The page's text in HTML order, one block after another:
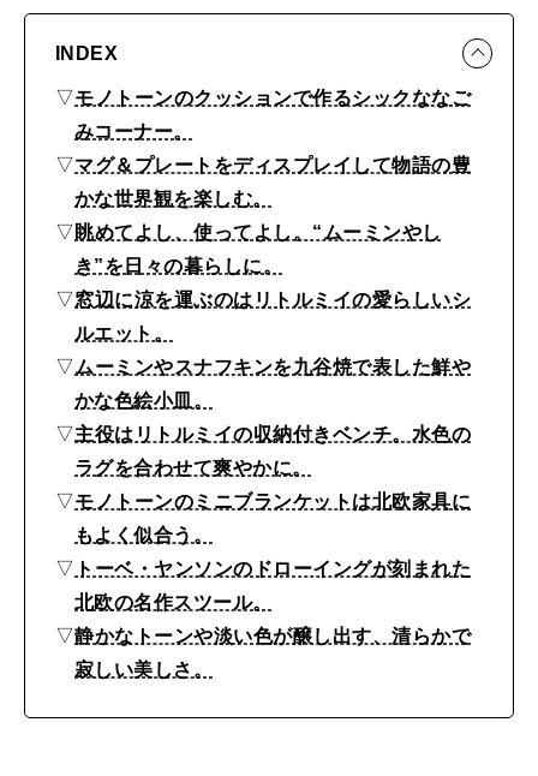
2026年5月号「“大好き”に出会いに。韓国」
2026年4月号「未来をつくる、学びの教科書。」
2026年3月号「スイーツ予想図 2026」
2026年2月号「良運を掴む 新・開運術。」
2025年12月号「お酒の新常識。」
ム
ー
ミ
イ
テ
ア
ア
テ
INDEX
▽モノトーンのクッションで作るシックななご
みコーナー。
▽マグ＆プレートをディスプレイして物語の豊
かな世界観を楽しむ。
▽眺めてよし、使ってよし。“ムーミンやし
き”を日々の暮らしに。
▽窓辺に涼を運ぶのはリトルミイの愛らしいシ
ルエット。
▽ムーミンやスナフキンを九谷焼で表した鮮や
かな色絵小皿。
▽主役はリトルミイの収納付きベンチ。水色の
ラグを合わせて爽やかに。
▽モノトーンのミニブランケットは北欧家具に
もよく似合う。
▽ トーベ・ヤンソンのドローイングが刻まれた
北欧の名作スツール。
▽静かなトーンや淡い色が醸し出す、清らかで
寂しい美しさ。